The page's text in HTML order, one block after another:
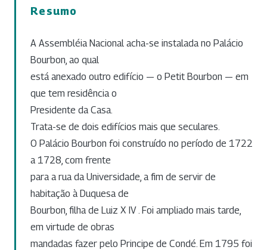
Resumo
A Assembléia Nacional acha-se instalada no Palácio
Bourbon, ao qual
está anexado outro edifício — o Petit Bourbon — em
que tem residência o
Presidente da Casa.
Trata-se de dois edifícios mais que seculares.
O Palácio Bourbon foi construído no período de 1722
a 1728, com frente
para a rua da Universidade, a fim de servir de
habitação à Duquesa de
Bourbon, filha de Luiz X IV . Foi ampliado mais tarde,
em virtude de obras
mandadas fazer pelo Principe de Condé. Em 1795 foi